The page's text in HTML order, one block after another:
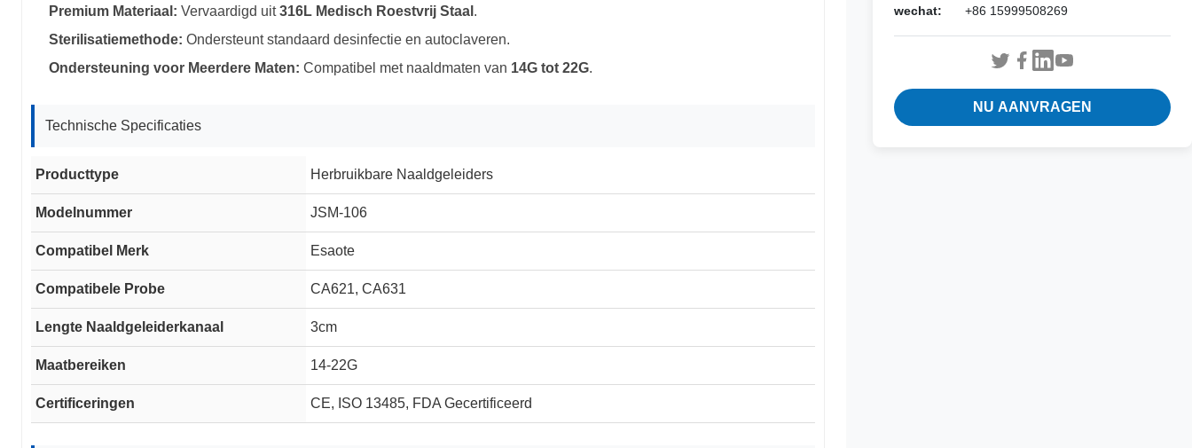
Premium Materiaal: Vervaardigd uit316L Medisch Roestvrij Staal .
Sterilisatiemethode: Ondersteunt standaard desinfectie en autoclaveren.
Ondersteuning voor Meerdere Maten: Compatibel met naaldmaten van 14G tot 22G.
Technische Specificaties
Producttype Herbruikbare Naaldgeleiders
Modelnummer JSM-106
Compatibel Merk Esaote
Compatibele Probe CA621, CA631
Lengte Naaldgeleiderkanaal 3cm
Maatbereiken 14-22G
Certificeringen CE, ISO 13485, FDA Gecertificeerd
wechat:
+86 15999508269
NU AANVRAGEN